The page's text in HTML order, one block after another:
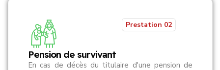
Prestation 02
Pension de survivant
En cas de décès du titulaire d'une pension de